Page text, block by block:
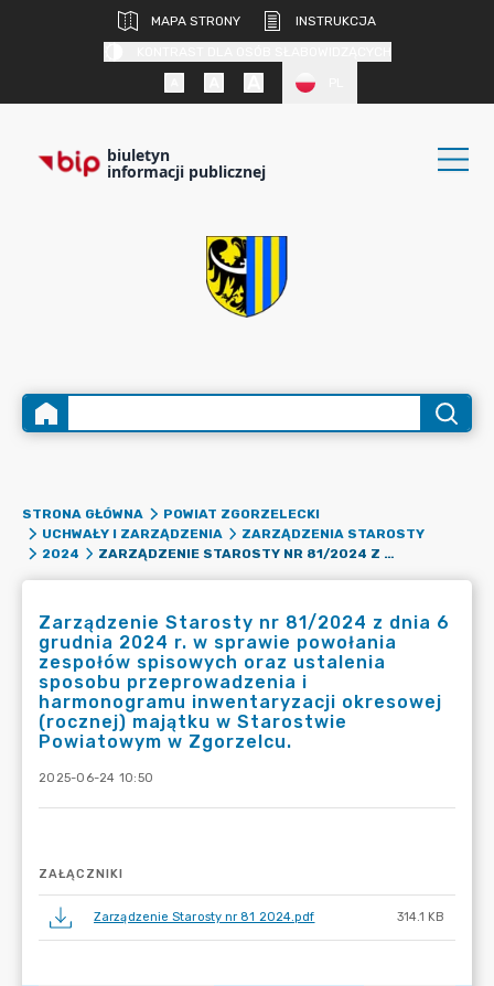
MAPA STRONY
INSTRUKCJA
biuletyn
informacji publicznej
STRONA GŁÓWNA
POWIAT ZGORZELECKI
UCHWAŁY I ZARZĄDZENIA
ZARZĄDZENIA STAROSTY
2024
ZARZĄDZENIE STAROSTY NR 81/2024 Z DNIA 6 GRUDNIA 2024 R. W SPRAWIE POWOŁANIA ZESPOŁÓW SPISOWYCH ORAZ USTALENIA SPOSOBU PRZEPROWADZENIA I HARMONOGRAMU INWENTARYZACJI OKRESOWEJ (ROCZNEJ) MAJĄTKU W STAROSTWIE POWIATOWYM W ZGORZELCU.
Zarządzenie Starosty nr 81/2024 z dnia 6
grudnia 2024 r. w sprawie powołania
zespołów spisowych oraz ustalenia
sposobu przeprowadzenia i
harmonogramu inwentaryzacji okresowej
(rocznej) majątku w Starostwie
Powiatowym w Zgorzelcu.
2025-06-24 10:50
ZAŁĄCZNIKI
Zarządzenie Starosty nr 81 2024.pdf 314.1 KB